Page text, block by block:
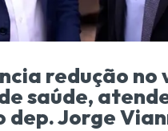
redução no
saúde,
dep. Jorge